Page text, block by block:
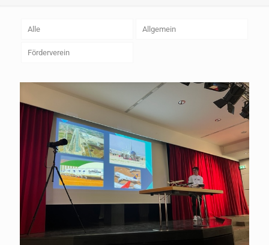
Alle Allgemein
Förderverein